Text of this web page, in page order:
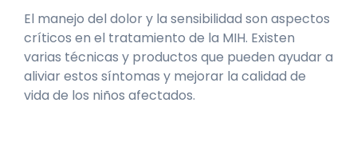
El manejo del dolor y la sensibilidad son aspectos
críticos en el tratamiento de la MIH. Existen
varias técnicas y productos que pueden ayudar a
aliviar estos síntomas y mejorar la calidad de
vida de los niños afectados.